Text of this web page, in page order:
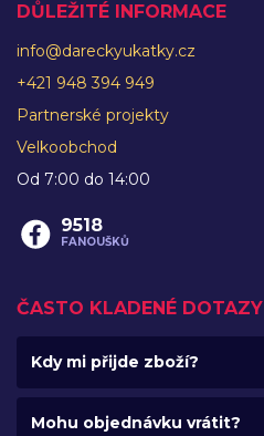
DŮLEŽITÉ INFORMACE
info@dareckyukatky.cz
+421 948 394 949
Partnerské projekty
Velkoobchod
Od 7:00 do 14:00
9518
FANOUŠKŮ
ČASTO KLADENÉ DOTAZY
Kdy mi přijde zboží?
Mohu objednávku vrátit?